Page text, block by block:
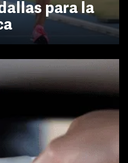
para la